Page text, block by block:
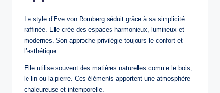
Le style d’Eve von Romberg séduit grâce à sa simplicité
raffinée. Elle crée des espaces harmonieux, lumineux et
modernes. Son approche privilégie toujours le confort et
l’esthétique.
Elle utilise souvent des matières naturelles comme le bois,
le lin ou la pierre. Ces éléments apportent une atmosphère
chaleureuse et intemporelle.